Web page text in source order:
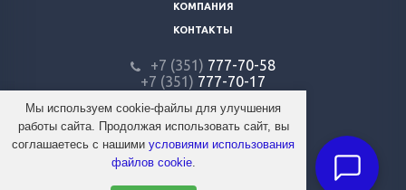
КОМПАНИЯ
КОНТАКТЫ
+7 (351) 777-70-58
+7 (351) 777-70-17
firmafaraon@mail.ru
@ 2026 Автосервис «Фараон»
Все права защищены
Мы используем cookie-файлы для улучшения
работы сайта. Продолжая использовать сайт, вы
соглашаетесь с нашими условиями использования
файлов cookie.